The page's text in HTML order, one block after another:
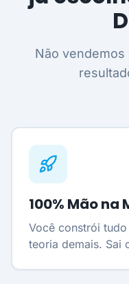
Não
100% Mão na
Você constrói
teoria demais. Sai